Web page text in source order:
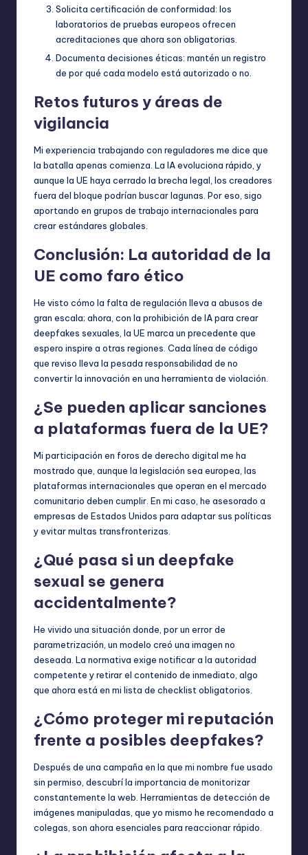
Solicita certificación de conformidad: los
laboratorios de pruebas europeos ofrecen
acreditaciones que ahora son obligatorias.
Documenta decisiones éticas: mantén un registro
de por qué cada modelo está autorizado o no.
Retos futuros y áreas de
vigilancia
Mi experiencia trabajando con reguladores me dice que
la batalla apenas comienza. La IA evoluciona rápido, y
aunque la UE haya cerrado la brecha legal, los creadores
fuera del bloque podrían buscar lagunas. Por eso, sigo
aportando en grupos de trabajo internacionales para
crear estándares globales.
Conclusión: La autoridad de la
UE como faro ético
He visto cómo la falta de regulación lleva a abusos de
gran escala; ahora, con la prohibición de IA para crear
deepfakes sexuales, la UE marca un precedente que
espero inspire a otras regiones. Cada línea de código
que reviso lleva la pesada responsabilidad de no
convertir la innovación en una herramienta de violación.
¿Se pueden aplicar sanciones
a plataformas fuera de la UE?
Mi participación en foros de derecho digital me ha
mostrado que, aunque la legislación sea europea, las
plataformas internacionales que operan en el mercado
comunitario deben cumplir. En mi caso, he asesorado a
empresas de Estados Unidos para adaptar sus políticas
y evitar multas transfronterizas.
¿Qué pasa si un deepfake
sexual se genera
accidentalmente?
He vivido una situación donde, por un error de
parametrización, un modelo creó una imagen no
deseada. La normativa exige notificar a la autoridad
competente y retirar el contenido de inmediato, algo
que ahora está en mi lista de checklist obligatorios.
¿Cómo proteger mi reputación
frente a posibles deepfakes?
Después de una campaña en la que mi nombre fue usado
sin permiso, descubrí la importancia de monitorizar
constantemente la web. Herramientas de detección de
imágenes manipuladas, que yo mismo he recomendado a
colegas, son ahora esenciales para reaccionar rápido.